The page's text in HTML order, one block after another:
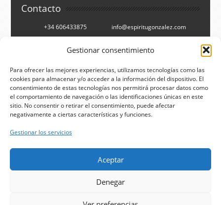
Gestionar consentimiento
Para ofrecer las mejores experiencias, utilizamos tecnologías como las
cookies para almacenar y/o acceder a la información del dispositivo. El
consentimiento de estas tecnologías nos permitirá procesar datos como
el comportamiento de navegación o las identificaciones únicas en este
sitio. No consentir o retirar el consentimiento, puede afectar
negativamente a ciertas características y funciones.
Gestionar los servicios
Aceptar
Denegar
Contacto
+34 606433875 info@espiritugonzalez.com
Cartagena, España
Síguenos en
Facebook
Twitter
You Tube
RSS
Buscar
Aviso legal